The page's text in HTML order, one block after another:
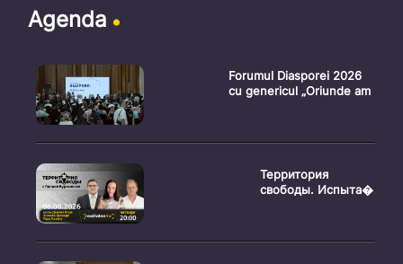
Agenda
Forumul Diasporei 2026
cu genericul „Oriunde am
Территория
свободы. Испыта�